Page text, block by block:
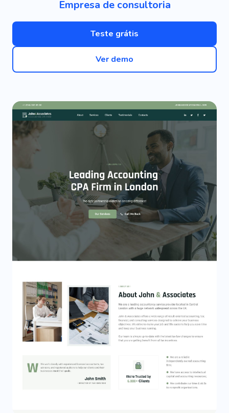
Empresa de consultoria
Teste grátis
Ver demo